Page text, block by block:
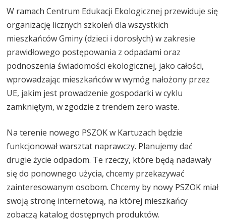
W ramach Centrum Edukacji Ekologicznej przewiduje się
organizację licznych szkoleń dla wszystkich
mieszkańców Gminy (dzieci i dorosłych) w zakresie
prawidłowego postępowania z odpadami oraz
podnoszenia świadomości ekologicznej, jako całości,
wprowadzając mieszkańców w wymóg nałożony przez
UE, jakim jest prowadzenie gospodarki w cyklu
zamkniętym, w zgodzie z trendem zero waste.
Na terenie nowego PSZOK w Kartuzach będzie
funkcjonował warsztat naprawczy. Planujemy dać
drugie życie odpadom. Te rzeczy, które będą nadawały
się do ponownego użycia, chcemy przekazywać
zainteresowanym osobom. Chcemy by nowy PSZOK miał
swoją stronę internetową, na której mieszkańcy
zobaczą katalog dostępnych produktów.